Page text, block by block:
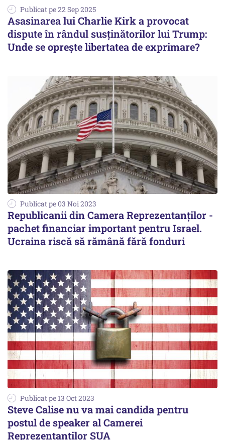
Publicat pe 22 Sep 2025
Asasinarea lui Charlie Kirk a provocat
dispute în rândul susținătorilor lui Trump:
Unde se oprește libertatea de exprimare?
Publicat pe 03 Noi 2023
Republicanii din Camera Reprezentanţilor -
pachet financiar important pentru Israel.
Ucraina riscă să rămână fără fonduri
Publicat pe 13 Oct 2023
Steve Calise nu va mai candida pentru
postul de speaker al Camerei
Reprezentanţilor SUA